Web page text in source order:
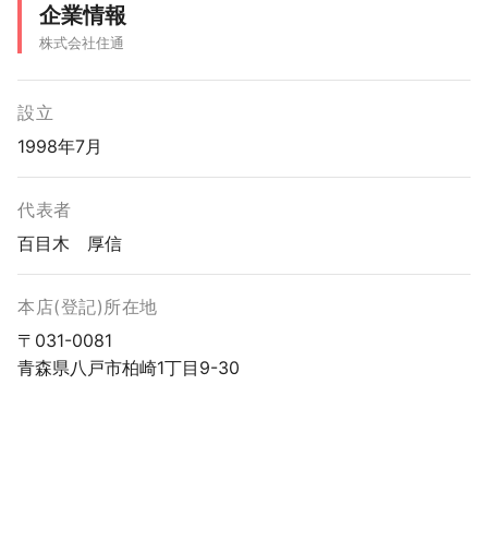
企業情報
株式会社住通
設立
1998年7月
代表者
百目木 厚信
本店(登記)所在地
〒031-0081
青森県八戸市柏崎1丁目9-30